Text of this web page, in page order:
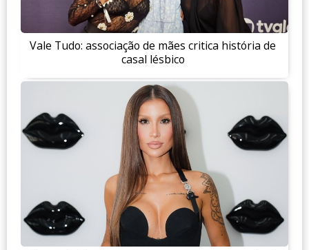
Vale Tudo: associação de mães critica história de
casal lésbico